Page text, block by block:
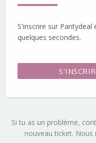
S'inscrire sur
quelques secondes.
Si tu as un problème,
nouveau ticket. Nous